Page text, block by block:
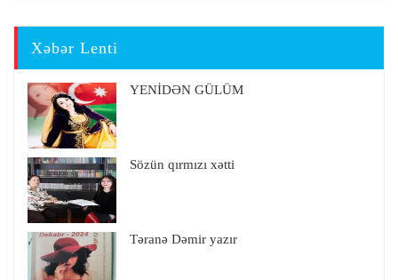
Xəbər Lenti
YENİDƏN GÜLÜM
Sözün qırmızı xətti
Təranə Dəmir yazır